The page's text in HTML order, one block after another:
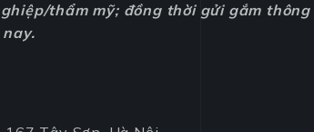
thẩm mỹ; đồng thời gửi gắm